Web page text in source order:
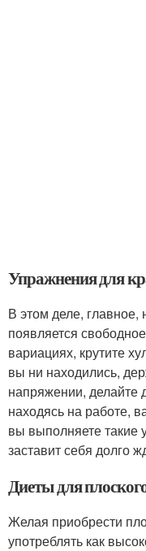
Упражнения для
В этом деле, главное,
появляется
вариациях, крутите
вы ни находились,
напряжении, делайте
находясь на работе,
вы выполняете такие
заставит себя долго
Диеты для
Желая приобрести
употреблять как